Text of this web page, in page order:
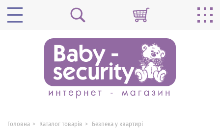
Головна Каталог товарів
Безпека у квартирі